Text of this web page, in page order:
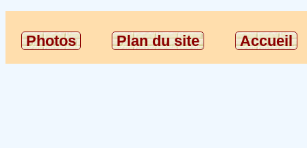
Photos Plan du site Accueil